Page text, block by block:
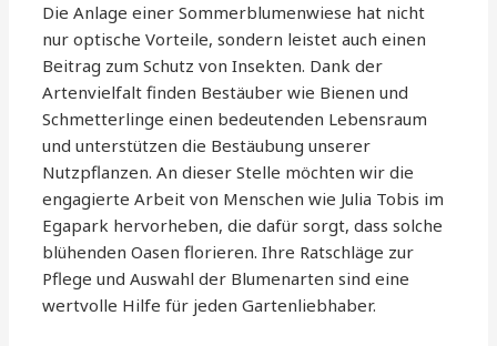
Die Anlage einer Sommerblumenwiese hat nicht
nur optische Vorteile, sondern leistet auch einen
Beitrag zum Schutz von Insekten. Dank der
Artenvielfalt finden Bestäuber wie Bienen und
Schmetterlinge einen bedeutenden Lebensraum
und unterstützen die Bestäubung unserer
Nutzpflanzen. An dieser Stelle möchten wir die
engagierte Arbeit von Menschen wie Julia Tobis im
Egapark hervorheben, die dafür sorgt, dass solche
blühenden Oasen florieren. Ihre Ratschläge zur
Pflege und Auswahl der Blumenarten sind eine
wertvolle Hilfe für jeden Gartenliebhaber.